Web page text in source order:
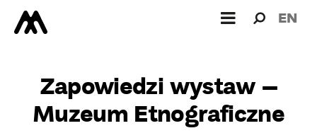
dla: EN
Zapowiedzi wystaw –
Muzeum Etnograficzne